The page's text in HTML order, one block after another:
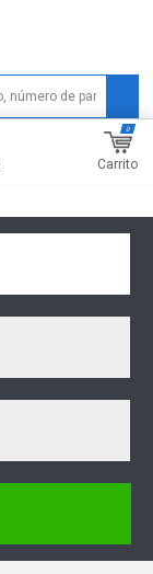
Carrito
0